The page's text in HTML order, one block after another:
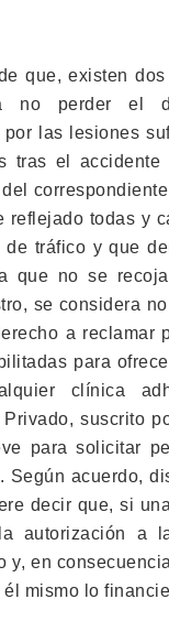
que, existen
no perder el
las lesiones
tras el
reflejado todas y
tráfico y que
que no se
se considera
a reclamar
para
clínica
suscrito
para solicitar
Según acuerdo,
decir que, si
autorización a
y, en
mismo lo